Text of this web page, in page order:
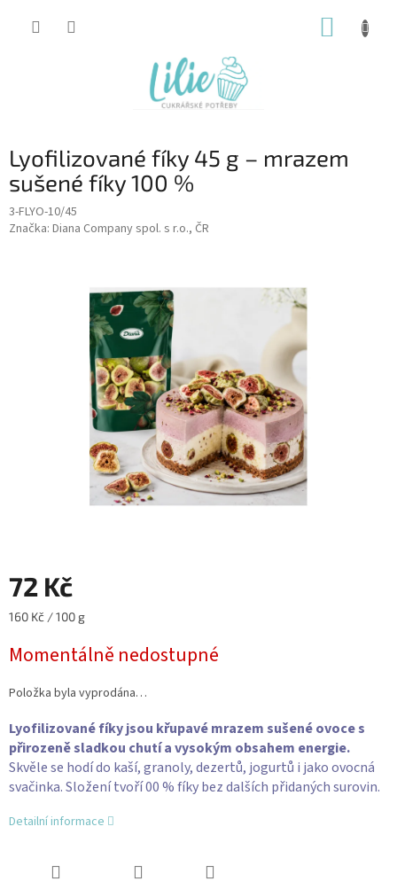
Lyofilizované fíky 45 g – mrazem
sušené fíky 100 %
3-FLYO-10/45
Značka: Diana Company spol. s r.o., ČR
72 Kč
Měrná
160 Kč / 100 g
Momentálně nedostupné
Položka byla vyprodána…
Lyofilizované fíky jsou křupavé mrazem sušené ovoce s
přirozeně sladkou chutí a vysokým obsahem energie.
Skvěle se hodí do kaší, granoly, dezertů, jogurtů i jako ovocná
svačinka. Složení tvoří 00 % fíky bez dalších přidaných surovin.
Detailní informace